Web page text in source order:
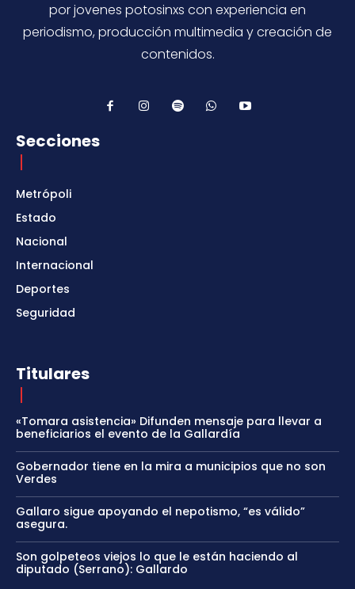
por jovenes potosinxs con experiencia en
periodismo, producción multimedia y creación de
contenidos.
Secciones
Metrópoli
Estado
Nacional
Internacional
Deportes
Seguridad
Titulares
«Tomara asistencia» Difunden mensaje para llevar a
beneficiarios el evento de la Gallardía
Gobernador tiene en la mira a municipios que no son
Verdes
Gallaro sigue apoyando el nepotismo, “es válido”
asegura.
Son golpeteos viejos lo que le están haciendo al
diputado (Serrano): Gallardo